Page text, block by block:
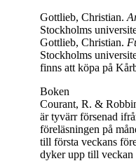
Gottlieb, Christian.
Stockholms
Gottlieb, Christian.
Stockholms
finns att köpa på
Boken
Courant, R. &
är tyvärr försenad
föreläsningen på
till första veckans
dyker upp till veckan